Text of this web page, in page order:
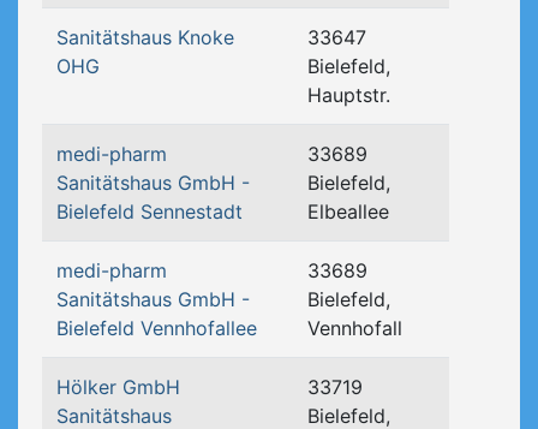
Sanitätshaus Knoke
OHG
33647
Bielefeld,
Hauptstr.
medi-pharm
Sanitätshaus GmbH -
Bielefeld Sennestadt
33689
Bielefeld,
Elbeallee
medi-pharm
Sanitätshaus GmbH -
Bielefeld Vennhofallee
33689
Bielefeld,
Vennhofall
Hölker GmbH
Sanitätshaus
33719
Bielefeld,